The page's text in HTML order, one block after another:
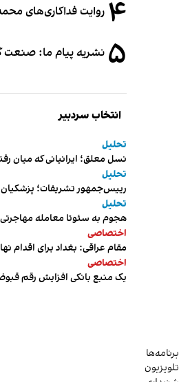
۴ روایت فداکاری‌های محمد صلاح؛ از سفرهای
۵ نشریه پیام ما: صنعت
انتخاب سردبیر
تحلیل
نسل معلق؛ ایرانیانی که میان
تحلیل
رییس‌جمهور تشریفات؛
تحلیل
هجوم به سئوتا معامله مهاجرتی
اختصاصی
مقام عراقی: بغداد برای اقدام
اختصاصی
یک منبع بانکی افزایش رقم
برنامه‌ها
تلویزیون